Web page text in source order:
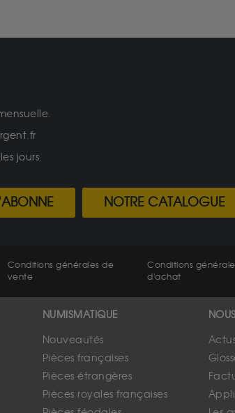
jours.
NOTRE CATALOGUE
Conditions générales de
vente
Conditions
d'achat
NUMISMATIQUE
Nouveautés
Pièces françaises
Pièces étrangères
Pièces royales françaises